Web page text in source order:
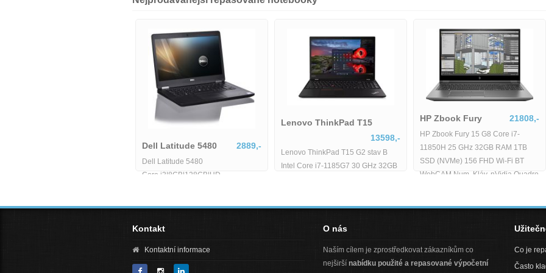
6425,-
Dell Latitude 5580-MU-1-IB06155
Dell Precision 5560-1618035
Dell Precision 5560-1618035 2889,-
Dell Latitude 5480
Lenovo ThinkPad
Lenovo ThinkPad T15
Intel Core i7-1185G7
Kontakt
Kontaktní informace
O nás
Naším cílem je zprostředkovat zákazníkům co
nejširšínabídku použité a repasované výpočetní
Co je
Často